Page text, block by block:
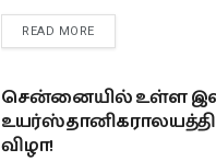
READ MORE
சென்னையில் உள்ள
விழா!